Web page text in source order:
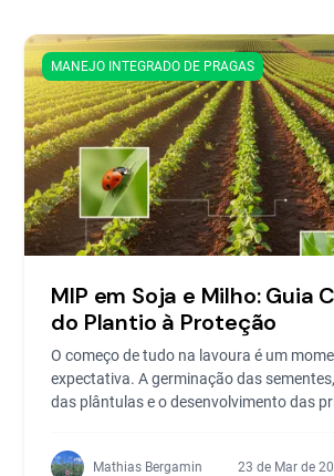
MANEJO INTEGRADO DE PRAGAS
MIP em Soja e Milho: Guia
do Plantio à Proteção
O começo de tudo na lavoura é um
expectativa. A germinação das
das plântulas e o desenvolvimento das
Mathias Bergamin 23 de Mar de